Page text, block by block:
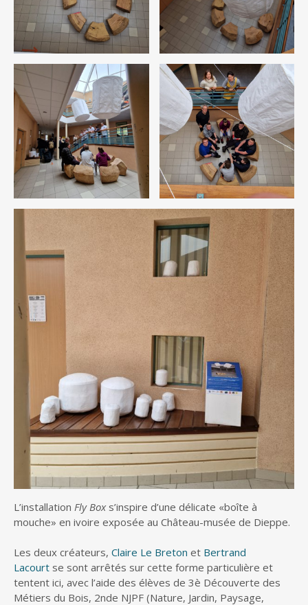
L’installation Fly Boxs’inspire d’une délicate «boîte à
mouche» en ivoire exposée au Château-musée de Dieppe.
Les deux créateurs, Claire Le Breton et Bertrand
Lacourt se sont arrêtés sur cette forme particulière et
tentent ici, avec l’aide des élèves de 3è Découverte des
Métiers du Bois, 2nde NJPF (Nature, Jardin, Paysage,